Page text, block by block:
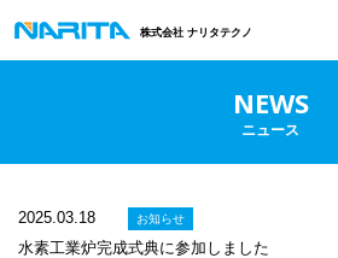
株式会社 ナリタテクノ
NEWS
ニュース
2025.03.18 お知らせ
水素工業炉完成式典に参加しました